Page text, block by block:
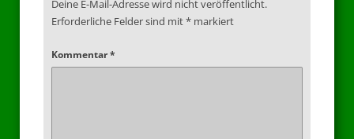
Deine E-Mail-Adresse wird nicht veröffentlicht.
Erforderliche Felder sind mit* markiert
Kommentar*